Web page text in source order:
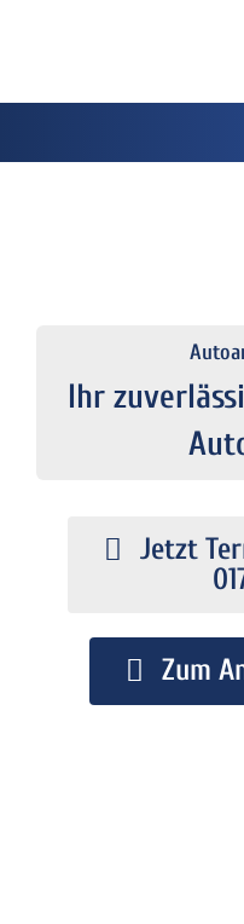
Ihr
Jetzt
Zum